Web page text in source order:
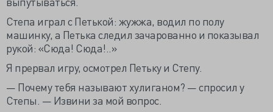
Степа играл с Петькой: жужжа, водил по полу
машинку, а Петька следил зачарованно и показывал
рукой: «Сюда! Сюда!..»
Я прервал игру, осмотрел Петьку и Степу.
— Почему тебя называют хулиганом? — спросил у
Степы. — Извини за мой вопрос.